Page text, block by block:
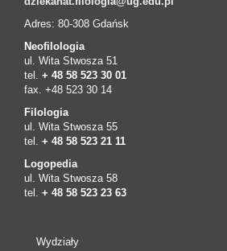
Adres: 80-308 Gdańsk
Neofilologia
ul. Wita Stwosza 51
tel. + 48 58 523 30 01
fax. +48 523 30 14
Filologia
ul. Wita Stwosza 55
tel. + 48 58 523 21 11
Logopedia
ul. Wita Stwosza 58
tel. + 48 58 523 23 63
Wydziały